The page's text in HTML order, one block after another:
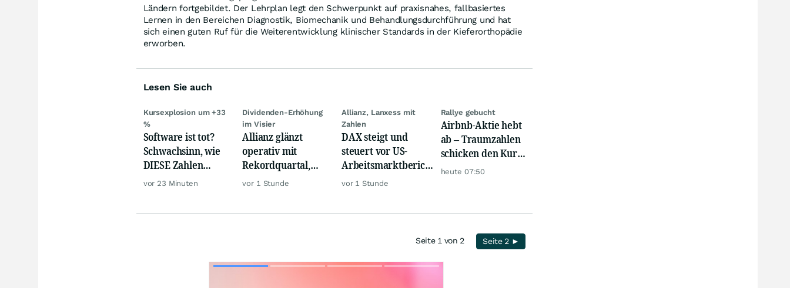
Ländern fortgebildet. Der Lehrplan legt den Schwerpunkt auf praxisnahes, fallbasiertes
Lernen in den Bereichen Diagnostik, Biomechanik und Behandlungsdurchführung und hat
sich einen guten Ruf für die Weiterentwicklung klinischer Standards in der Kieferorthopädie
erworben.
Lesen Sie auch
Kursexplosion um +33
%
Software ist tot?
Schwachsinn, wie
DIESE Zahlen
zeigen!
vor 23 Minuten
Dividenden-Erhöhung
im Visier
Allianz glänzt
operativ mit
Rekordquartal,
doch KI-Kosten
vor 1 Stunde
Allianz, Lanxess mit
Zahlen
DAX steigt und
steuert vor US-
Arbeitsmarktbericht
auf Rekord zu, Gold
vor 1 Stunde
Rallye gebucht
Airbnb-Aktie hebt
ab – Traumzahlen
schicken den Kurs
auf Reisen
heute 07:50
Seite 1 von 2 Seite 2 ►